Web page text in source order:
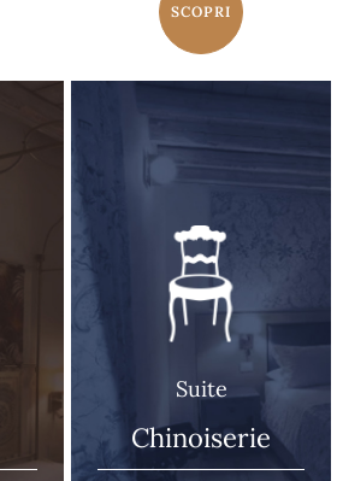
SCOPRI
Suite
Chinoiserie